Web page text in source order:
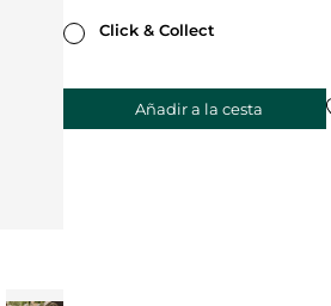
Click & Collect
Añadir a la cesta